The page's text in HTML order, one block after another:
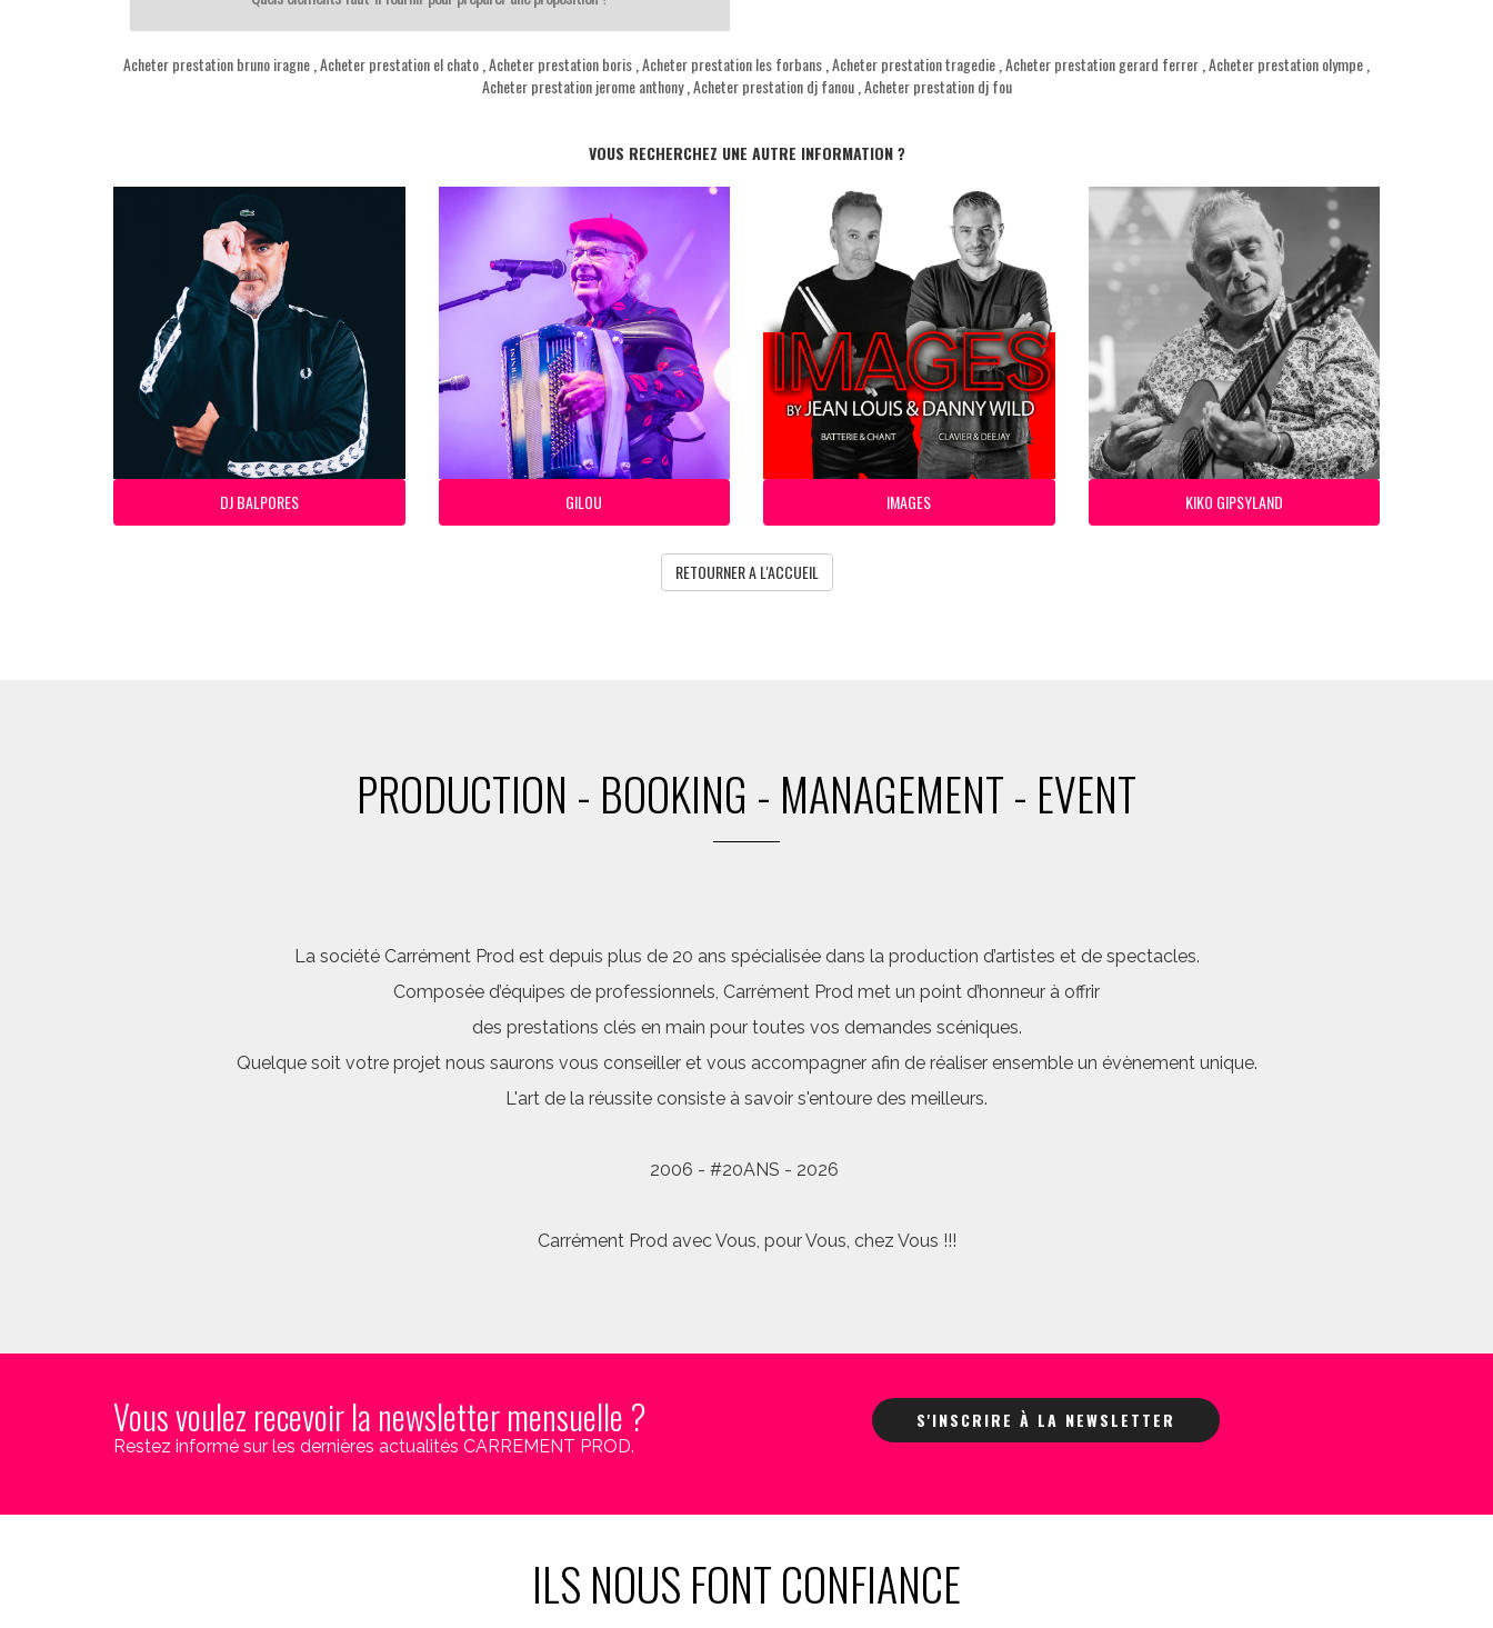
Acheter prestation bruno iragne Acheter prestation el chato Acheter prestation boris Acheter prestation les forbans Acheter prestation tragedie Acheter prestation gerard ferrer Acheter prestation olympe
Acheter prestation jerome anthony, Acheter prestation dj fanou, Acheter prestation dj fou
VOUS RECHERCHEZ UNE AUTRE INFORMATION ?
DJ BALPORES GILOU IMAGES KIKO GIPSYLAND
RETOURNER A L'ACCUEIL
PRODUCTION - BOOKING - MANAGEMENT - EVENT
La société Carrément Prod est depuis plus de 20 ans spécialisée dans la production d’artistes et de spectacles.
Composée d’équipes de professionnels, Carrément Prod met un point d’honneur à offrir
des prestations clés en main pour toutes vos demandes scéniques.
Quelque soit votre projet nous saurons vous conseiller et vous accompagner afin de réaliser ensemble un évènement unique.
L'art de la réussite consiste à savoir s'entoure des meilleurs.
2006 - #20ANS - 2026
Carrément Prod avec Vous, pour Vous, chez Vous !!!
Vous voulez recevoir la newsletter mensuelle ?
Restez informé sur les dernières actualités CARREMENT PROD.
S'INSCRIRE À LA NEWSLETTER
ILS NOUS FONT CONFIANCE